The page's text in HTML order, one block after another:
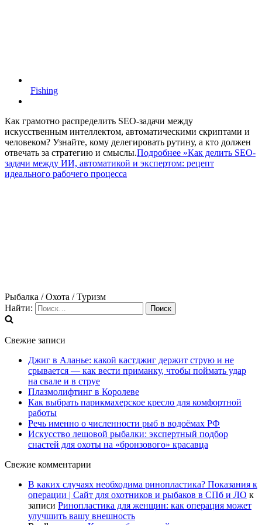
Fishing
Как грамотно распределить SEO-задачи между
искусственным интеллектом, автоматическими скриптами и
человеком? Узнайте, кому делегировать рутину, а кто должен
отвечать за стратегию и смыслы.Подробнее »Как делить SEO-
задачи между ИИ, автоматикой и экспертом: рецепт
идеального рабочего процесса
Рыбалка / Охота / Туризм
Найти:
Свежие записи
Джиг в Аланье: какой кастджиг держит струю и не
срывается — как вести приманку, чтобы поймать удар
на свале и в струе
Плазмолифтинг в Королеве
Как выбрать парикмахерское кресло для комфортной
работы
Речь именно о численности рыб в водоёмах РФ
Искусство лещовой рыбалки: экспертный подбор
снастей для охоты на «бронзового» красавца
Свежие комментарии
В каких случаях необходима ринопластика? Показания к
операции | Сайт для охотников и рыбаков в СПб и ЛО к
записи Ринопластика для женщин: как операция может
улучшить вашу внешность